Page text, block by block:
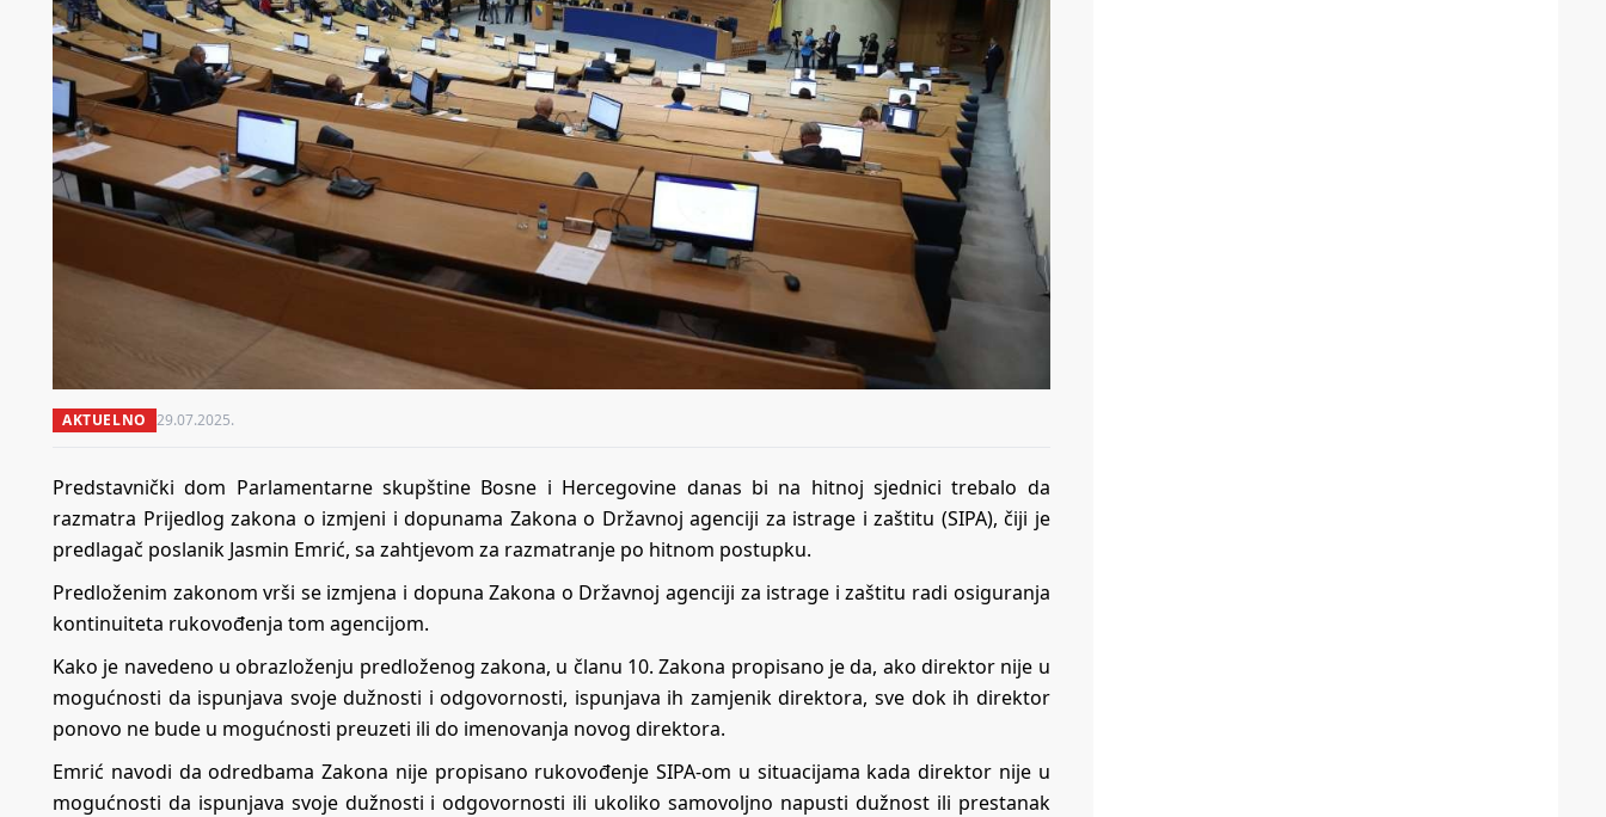
AKTUELNO 29.07.2025.
Predstavnički dom Parlamentarne skupštine Bosne i Hercegovine danas bi na hitnoj sjednici trebalo da
razmatra Prijedlog zakona o izmjeni i dopunama Zakona o Državnoj agenciji za istrage i zaštitu (SIPA), čiji je
predlagač poslanik Jasmin Emrić, sa zahtjevom za razmatranje po hitnom postupku.
Predloženim zakonom vrši se izmjena i dopuna Zakona o Državnoj agenciji za istrage i zaštitu radi osiguranja
kontinuiteta rukovođenja tom agencijom.
Kako je navedeno u obrazloženju predloženog zakona, u članu 10. Zakona propisano je da, ako direktor nije u
mogućnosti da ispunjava svoje dužnosti i odgovornosti, ispunjava ih zamjenik direktora, sve dok ih direktor
ponovo ne bude u mogućnosti preuzeti ili do imenovanja novog direktora.
Emrić navodi da odredbama Zakona nije propisano rukovođenje SIPA-om u situacijama kada direktor nije u
mogućnosti da ispunjava svoje dužnosti i odgovornosti ili ukoliko samovoljno napusti dužnost ili prestanak